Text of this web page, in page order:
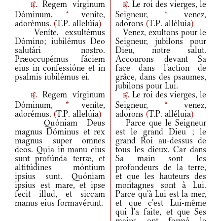
r.
Regem vírginum
Dóminum, * veníte,
adorémus. (T.P. allelúia)
r. Le roi des vierges, le
Seigneur, * venez,
adorons (T.P. alléluia)
Veníte, exsultémus
Dómino; iubilémus Deo
salutári nostro.
Præoccupémus fáciem
eius in confessióne et in
psalmis iubilémus ei.
Venez, exultons pour le
Seigneur, jubilons pour
Dieu, notre salut.
Accourons devant Sa
face dans l'action de
grâce, dans des psaumes,
jubilons pour Lui.
r.
Regem vírginum
Dóminum, * veníte,
adorémus. (T.P. allelúia)
r. Le roi des vierges, le
Seigneur, * venez,
adorons (T.P. alléluia)
Quóniam Deus
magnus Dóminus et rex
magnus super omnes
deos. Quia in manu eius
sunt profúnda terræ, et
altitúdines móntium
ipsíus sunt. Quóniam
ipsíus est mare, et ipse
fecit illud, et siccam
manus eius formavérunt.
Parce que le Seigneur
est le grand Dieu ; le
grand Roi au-dessus de
tous les dieux. Car dans
Sa main sont les
profondeurs de la terre,
et que les hauteurs des
montagnes sont à Lui.
Parce qu'à Lui est la mer,
et que c'est Lui-même
qui l'a faite, et que Ses